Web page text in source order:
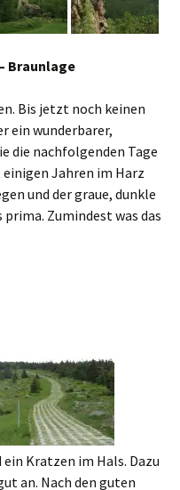
Braunlage
Bis jetzt noch keinen
ein wunderbarer,
die nachfolgenden Tage
einigen Jahren im Harz
und der graue, dunkle
Zumindest was das
Kratzen im Hals. Dazu
an. Nach den guten